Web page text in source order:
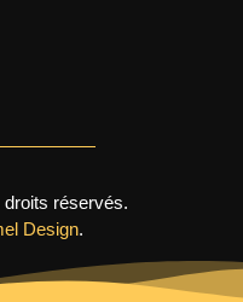
réservés.
Design.